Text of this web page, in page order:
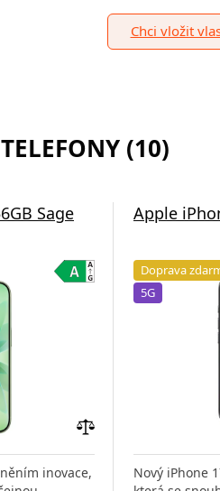
Chci vložit
(10)
Sage
porovnání
inovace,
Apple
Doprava
5G
Nový iPhone